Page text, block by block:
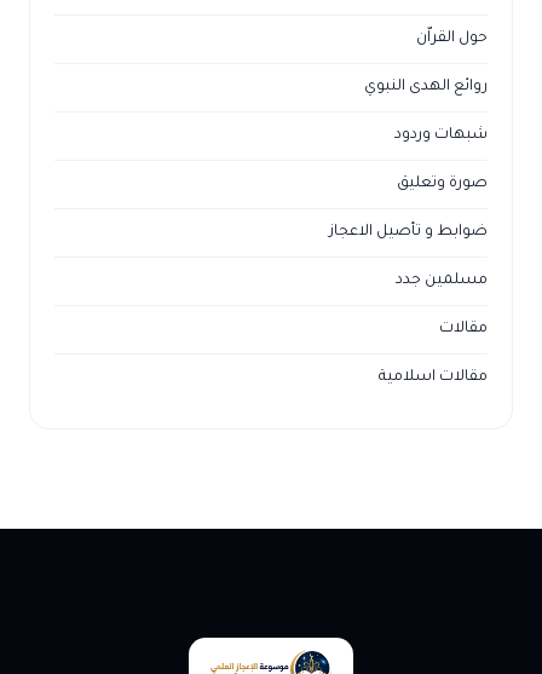
حول القراّن
روائع الهدى النبوي
شبهات وردود
صورة وتعليق
ضوابط و تأصيل الاعجاز
مسلمين جدد
مقالات
مقالات اسلامية